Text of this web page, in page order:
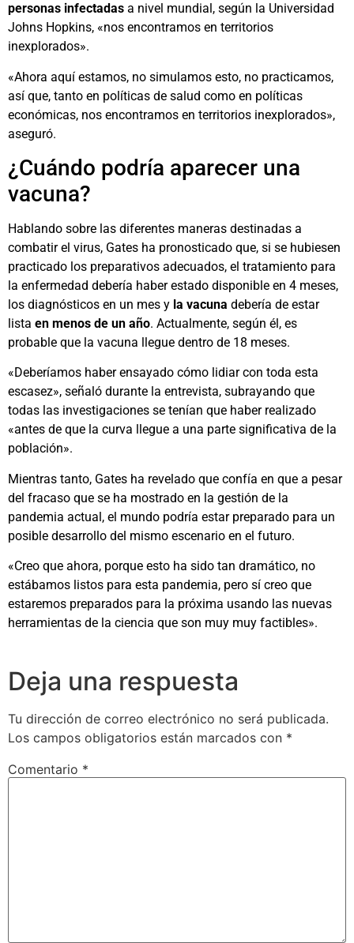
personas infectadas a nivel mundial, según la Universidad
Johns Hopkins, «nos encontramos en territorios
inexplorados».
«Ahora aquí estamos, no simulamos esto, no practicamos,
así que, tanto en políticas de salud como en políticas
económicas, nos encontramos en territorios inexplorados»,
aseguró.
¿Cuándo podría aparecer una
vacuna?
Hablando sobre las diferentes maneras destinadas a
combatir el virus, Gates ha pronosticado que, si se hubiesen
practicado los preparativos adecuados, el tratamiento para
la enfermedad debería haber estado disponible en 4 meses,
los diagnósticos en un mes y la vacuna debería de estar
lista en menos de un año. Actualmente, según él, es
probable que la vacuna llegue dentro de 18 meses.
«Deberíamos haber ensayado cómo lidiar con toda esta
escasez», señaló durante la entrevista, subrayando que
todas las investigaciones se tenían que haber realizado
«antes de que la curva llegue a una parte significativa de la
población».
Mientras tanto, Gates ha revelado que confía en que a pesar
del fracaso que se ha mostrado en la gestión de la
pandemia actual, el mundo podría estar preparado para un
posible desarrollo del mismo escenario en el futuro.
«Creo que ahora, porque esto ha sido tan dramático, no
estábamos listos para esta pandemia, pero sí creo que
estaremos preparados para la próxima usando las nuevas
herramientas de la ciencia que son muy muy factibles».
Deja una respuesta
Tu dirección de correo electrónico no será publicada.
Los campos obligatorios están marcados con *
Comentario *